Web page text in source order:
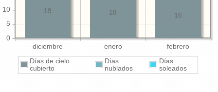
diciembre enero febrero
0
5
10
16
18
19
Días de cielo
cubierto
Días
nublados
Días
soleados